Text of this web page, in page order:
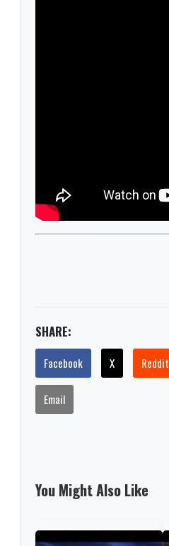
SHARE:
Facebook X Reddit
Email
You Might Also Like